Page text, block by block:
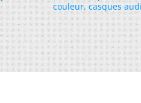
couleur,casques